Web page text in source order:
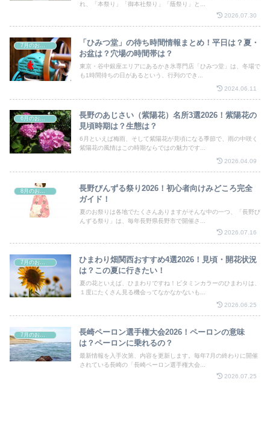
れ、「本祭り」「御本社祭り」「蔭祭り」と...
2026.07.30
7月のお祭り
「ひみつ堂」の待ち時間情報まとめ！平日は？夏・
お盆は？穴場の時間帯は？
東京・谷中銀座エリアにあるかき氷専門店「ひみつ堂」は、冬場で
も1時間待ちの日があるという、行列のでき...
2024.06.11
長野のあじさい（紫陽花）名所3選2026！紫陽花の
見頃時期は？生態は？
6月といえば梅雨、そして紫陽花が見頃になる季節で、雨の中咲く
紫陽花の風情はこの時期ならではの魅力です...
2026.04.09
長野びんずる祭り2026！初心者向けみどころ完全
ガイド！
夏のお祭りは各地でたくさんありますがそんな中の一つ、「長野び
んずる祭り」は、毎年長野県長野市で開催さ...
2026.07.16
ひまわり畑関西おすすめ4選2026！見頃・開花状況
は？この夏に行きたい！
夏の花といえば、ひまわりですね！ビタミンカラーのひまわりは、
１度にたくさん見る機会ってなかなかないも...
2026.06.25
7月のお祭り
長崎ペーロン選手権大会2026！ペーロンの意味
は？ペーロンに乗れるの？
最新情報を入手次第、内容を更新します。毎年7月の終わりに開催
されている長崎の「長崎ペーロン選手権大会...
2026.07.25